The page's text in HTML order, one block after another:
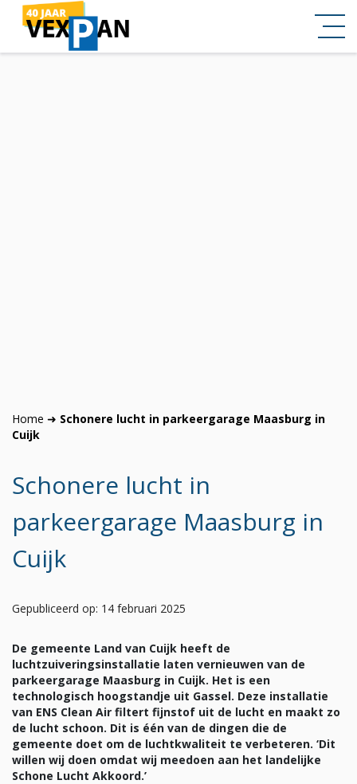
Home ➜ Schonere lucht in parkeergarage Maasburg in
Cuijk
Schonere lucht in
parkeergarage Maasburg in
Cuijk
Gepubliceerd op: 14 februari 2025
De gemeente Land van Cuijk heeft de
luchtzuiveringsinstallatie laten vernieuwen van de
parkeergarage Maasburg in Cuijk. Het is een
technologisch hoogstandje uit Gassel. Deze installatie
van ENS Clean Air filtert fijnstof uit de lucht en maakt zo
de lucht schoon. Dit is één van de dingen die de
gemeente doet om de luchtkwaliteit te verbeteren. ‘Dit
willen wij doen omdat wij meedoen aan het landelijke
Schone Lucht Akkoord.’